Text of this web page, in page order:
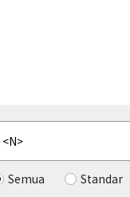
Semua Standar